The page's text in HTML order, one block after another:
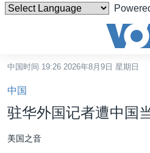
碍
链
接
跳
转
台湾
中国时间 19:26 2026年8月9日 星期日
中国
驻华外国记者遭中国
美国之音